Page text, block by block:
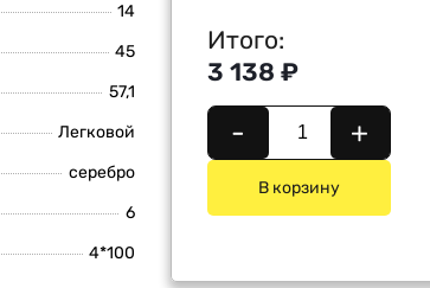
14
45
57,1
Легковой
серебро
6
4*100
Итого:
3 138 ₽
- +
В корзину